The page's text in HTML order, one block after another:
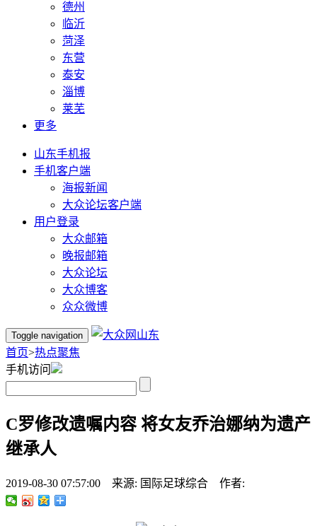
德州
临沂
菏泽
东营
泰安
淄博
莱芜
更多
山东手机报
手机客户端
海报新闻
大众论坛客户端
用户登录
大众邮箱
晚报邮箱
大众论坛
大众博客
众众微博
Toggle navigation
首页>热点聚焦
手机访问
C罗修改遗嘱内容 将女友乔治娜纳为遗产
继承人
2019-08-30 07:57:00 来源: 国际足球综合 作者: